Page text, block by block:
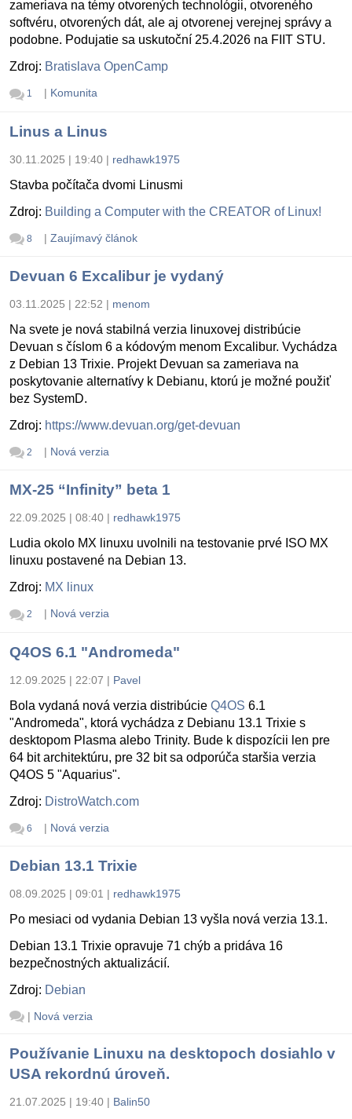
zameriava na témy otvorených technológii, otvoreného
softvéru, otvorených dát, ale aj otvorenej verejnej správy a
podobne. Podujatie sa uskutoční 25.4.2026 na FIIT STU.
Zdroj: Bratislava OpenCamp
1 | Komunita
Linus a Linus
30.11.2025 | 19:40 | redhawk1975
Stavba počítača dvomi Linusmi
Zdroj: Building a Computer with the CREATOR of Linux!
8 | Zaujímavý článok
Devuan 6 Excalibur je vydaný
03.11.2025 | 22:52 | menom
Na svete je nová stabilná verzia linuxovej distribúcie
Devuan s číslom 6 a kódovým menom Excalibur. Vychádza
z Debian 13 Trixie. Projekt Devuan sa zameriava na
poskytovanie alternatívy k Debianu, ktorú je možné použiť
bez SystemD.
Zdroj: https://www.devuan.org/get-devuan
2 | Nová verzia
MX-25 “Infinity” beta 1
22.09.2025 | 08:40 | redhawk1975
Ludia okolo MX linuxu uvolnili na testovanie prvé ISO MX
linuxu postavené na Debian 13.
Zdroj: MX linux
2 | Nová verzia
Q4OS 6.1 "Andromeda"
12.09.2025 | 22:07 | Pavel
Bola vydaná nová verzia distribúcie Q4OS 6.1
"Andromeda", ktorá vychádza z Debianu 13.1 Trixie s
desktopom Plasma alebo Trinity. Bude k dispozícii len pre
64 bit architektúru, pre 32 bit sa odporúča staršia verzia
Q4OS 5 "Aquarius".
Zdroj: DistroWatch.com
6 | Nová verzia
Debian 13.1 Trixie
08.09.2025 | 09:01 | redhawk1975
Po mesiaci od vydania Debian 13 vyšla nová verzia 13.1.
Debian 13.1 Trixie opravuje 71 chýb a pridáva 16
bezpečnostných aktualizácií.
Zdroj: Debian
| Nová verzia
Používanie Linuxu na desktopoch dosiahlo v
USA rekordnú úroveň.
21.07.2025 | 19:40 | Balin50